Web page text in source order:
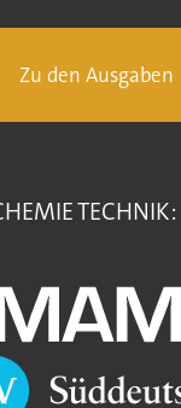
Zu den Ausgaben
TECHNIK: